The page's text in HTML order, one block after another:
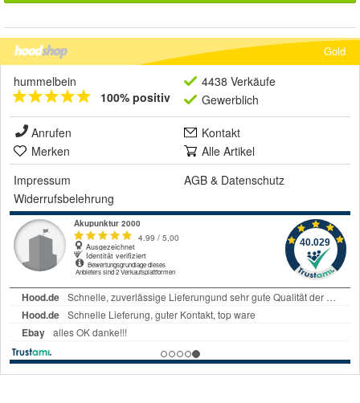
Gold
hummelbein
100% positiv
4438 Verkäufe
Gewerblich
Anrufen
Kontakt
Merken
Alle Artikel
Impressum
AGB & Datenschutz
Widerrufsbelehrung